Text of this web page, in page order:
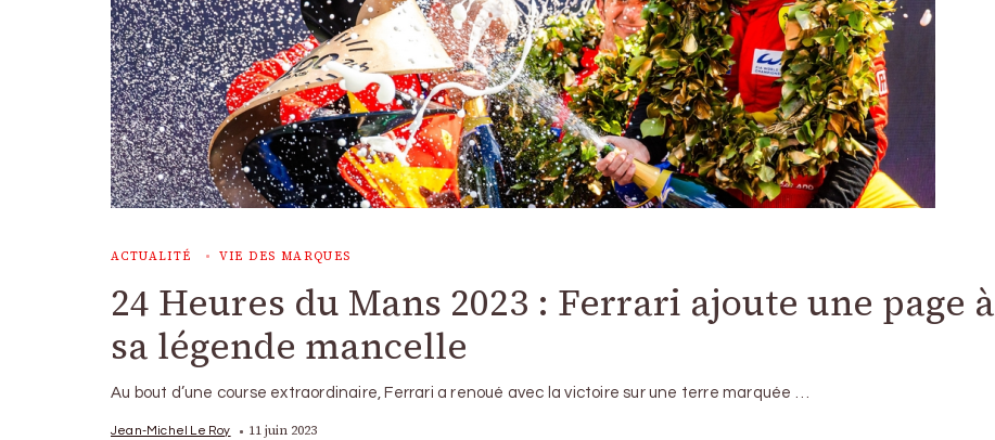
ACTUALITÉ VIE DES MARQUES
24 Heures du Mans 2023 : Ferrari ajoute une page à
sa légende mancelle
Au bout d’une course extraordinaire, Ferrari a renoué avec la victoire sur une terre marquée …
Jean-Michel Le Roy 11 juin 2023